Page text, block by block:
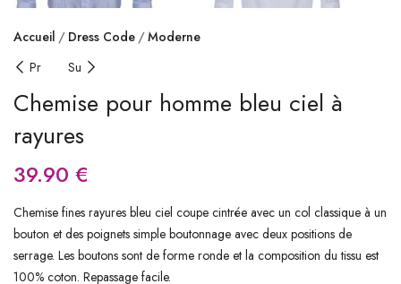
Accueil Dress Code
Moderne
Pr
Su
Chemise pour homme bleu ciel à
rayures
39.90 €
Chemise fines rayures bleu ciel coupe cintrée avec un col classique à un
bouton et des poignets simple boutonnage avec deux positions de
serrage. Les boutons sont de forme ronde et la composition du tissu est
100% coton. Repassage facile.